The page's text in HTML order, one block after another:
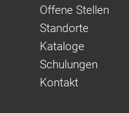
Offene Stellen
Standorte
Kataloge
Schulungen
Kontakt